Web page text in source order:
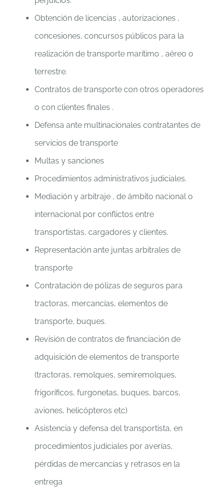
Obtención de licencias , autorizaciones ,
concesiones, concursos públicos para la
realización de transporte marítimo , aéreo o
terrestre.
Contratos de transporte con otros operadores
o con clientes finales .
Defensa ante multinacionales contratantes de
servicios de transporte
Multas y sanciones
Procedimientos administrativos judiciales.
Mediación y arbitraje , de ámbito nacional o
internacional por conflictos entre
transportistas, cargadores y clientes.
Representación ante juntas arbitrales de
transporte
Contratación de pólizas de seguros para
tractoras, mercancías, elementos de
transporte, buques.
Revisión de contratos de financiación de
adquisición de elementos de transporte
(tractoras, remolques, semiremolques,
frigoríficos, furgonetas, buques, barcos,
aviones, helicópteros etc)
Asistencia y defensa del transportista, en
procedimientos judiciales por averías,
pérdidas de mercancías y retrasos en la
entrega